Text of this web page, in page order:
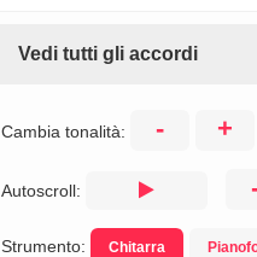
Vedi tutti gli accordi
Cambia tonalità: - +
Autoscroll:
Strumento: Chitarra